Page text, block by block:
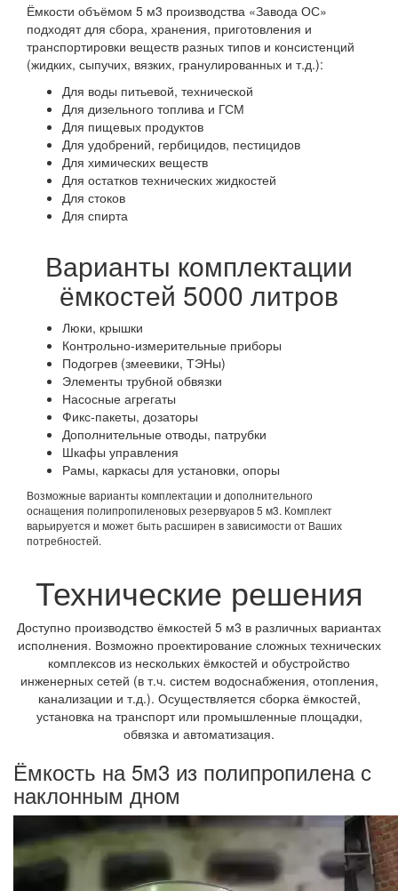
Ёмкости объёмом 5 м3 производства «Завода ОС»
подходят для сбора, хранения, приготовления и
транспортировки веществ разных типов и консистенций
(жидких, сыпучих, вязких, гранулированных и т.д.):
Для воды питьевой, технической
Для дизельного топлива и ГСМ
Для пищевых продуктов
Для удобрений, гербицидов, пестицидов
Для химических веществ
Для остатков технических жидкостей
Для стоков
Для спирта
Варианты комплектации
ёмкостей 5000 литров
Люки, крышки
Контрольно-измерительные приборы
Подогрев (змеевики, ТЭНы)
Элементы трубной обвязки
Насосные агрегаты
Фикс-пакеты, дозаторы
Дополнительные отводы, патрубки
Шкафы управления
Рамы, каркасы для установки, опоры
Возможные варианты комплектации и дополнительного
оснащения полипропиленовых резервуаров 5 м3. Комплект
варьируется и может быть расширен в зависимости от Ваших
потребностей.
Технические решения
Доступно производство ёмкостей 5 м3 в различных вариантах
исполнения. Возможно проектирование сложных технических
комплексов из нескольких ёмкостей и обустройство
инженерных сетей (в т.ч. систем водоснабжения, отопления,
канализации и т.д.). Осуществляется сборка ёмкостей,
установка на транспорт или промышленные площадки,
обвязка и автоматизация.
Ёмкость на 5м3 из полипропилена с
наклонным дном